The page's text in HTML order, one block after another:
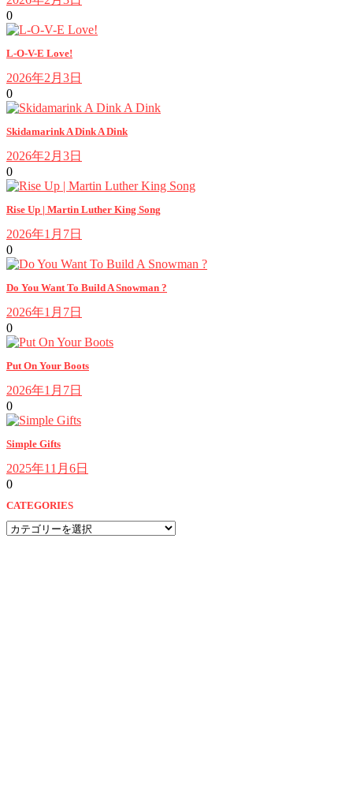
0
L-O-V-E Love!
2026年2月3日
0
Skidamarink A Dink A Dink
2026年2月3日
0
Rise Up | Martin Luther King Song
2026年1月7日
0
Do You Want To Build A Snowman ?
2026年1月7日
0
Put On Your Boots
2026年1月7日
0
Simple Gifts
2025年11月6日
0
CATEGORIES
CATEGORIES